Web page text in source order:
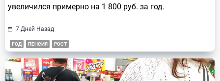
увеличился примерно на 1 800 руб. за год.
7 Дней Назад
ГОД ПЕНСИЯ РОСТ